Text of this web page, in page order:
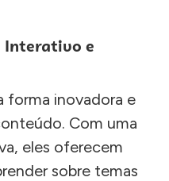
Interativo e
forma inovadora e
Com uma
eles oferecem
sobre temas